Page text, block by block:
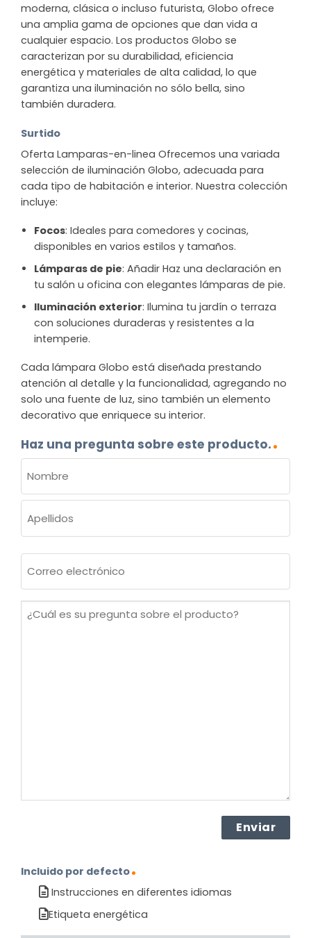
moderna, clásica o incluso futurista, Globo ofrece
una amplia gama de opciones que dan vida a
cualquier espacio. Los productos Globo se
caracterizan por su durabilidad, eficiencia
energética y materiales de alta calidad, lo que
garantiza una iluminación no sólo bella, sino
también duradera.
Surtido
Oferta Lamparas-en-linea Ofrecemos una variada
selección de iluminación Globo, adecuada para
cada tipo de habitación e interior. Nuestra colección
incluye:
Focos: Ideales para comedores y cocinas,
disponibles en varios estilos y tamaños.
Lámparas de pie: Añadir Haz una declaración en
tu salón u oficina con elegantes lámparas de pie.
Iluminación exterior: Ilumina tu jardín o terraza
con soluciones duraderas y resistentes a la
intemperie.
Cada lámpara Globo está diseñada prestando
atención al detalle y la funcionalidad, agregando no
solo una fuente de luz, sino también un elemento
decorativo que enriquece su interior.
Haz una pregunta sobre este producto.
(OBLIGATORIO)
Nombre
electrónico
¿Cuál
Incluido por defecto
Instrucciones en diferentes idiomas
Etiqueta energética